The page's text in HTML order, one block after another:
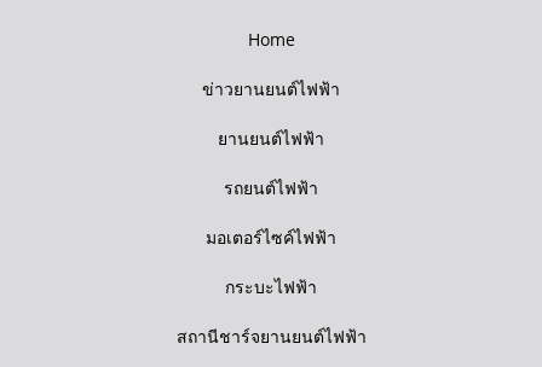
Home
ข่าวยานยนต์ไฟฟ้า
ยานยนต์ไฟฟ้า
รถยนต์ไฟฟ้า
มอเตอร์ไซค์ไฟฟ้า
กระบะไฟฟ้า
สถานีชาร์จยานยนต์ไฟฟ้า